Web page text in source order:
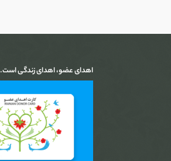
اهدای عضو، اهدای زندگی است.